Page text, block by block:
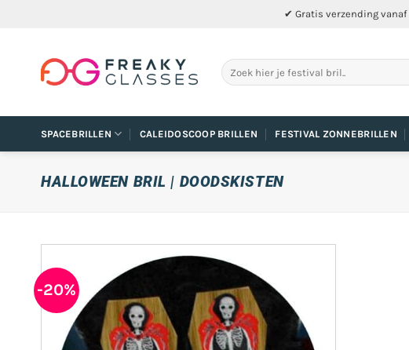
✔ Gratis verzending
Zoeken
naar:
SPACEBRILLEN CALEIDOSCOOP BRILLEN FESTIVAL ZONNEBRILLEN
HALLOWEEN BRIL | DOODSKISTEN
-20%